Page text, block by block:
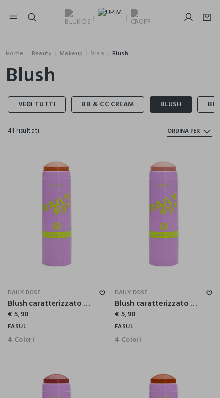
NAVIGATION.ARIA.GOTOMAINCONTENT
Home Beauty Makeup Viso Blush
Blush
41 risultati ORDINA PER
DAILY DOSE
Blush caratterizzato da una formula cremosa
€ 5,90
FASUL
4 Colori
DAILY DOSE
Blush caratterizzato da una formula cremosa
€ 5,90
FASUL
4 Colori